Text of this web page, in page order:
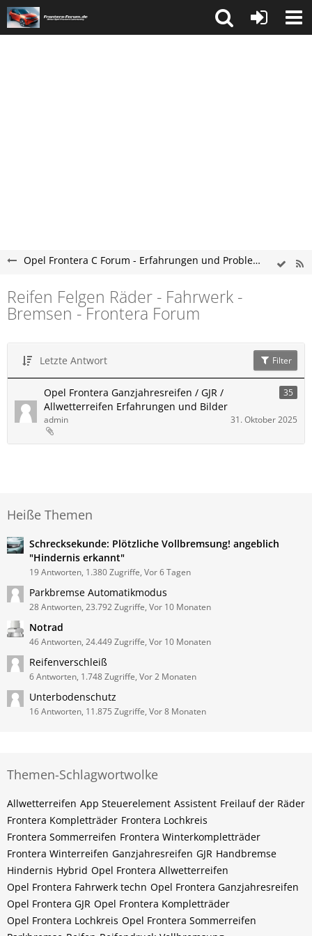
Opel Frontera C Forum - Erfahrungen und Probleme
Reifen Felgen Räder - Fahrwerk -
Bremsen - Frontera Forum
Letzte Antwort Filter
Opel Frontera Ganzjahresreifen / GJR /
Allwetterreifen Erfahrungen und Bilder
35
admin 31. Oktober 2025
Heiße Themen
Schrecksekunde: Plötzliche Vollbremsung! angeblich
"Hindernis erkannt"
19 Antworten, 1.380 Zugriffe, Vor 6 Tagen
Parkbremse Automatikmodus
28 Antworten, 23.792 Zugriffe, Vor 10 Monaten
Notrad
46 Antworten, 24.449 Zugriffe, Vor 10 Monaten
Reifenverschleiß
6 Antworten, 1.748 Zugriffe, Vor 2 Monaten
Unterbodenschutz
16 Antworten, 11.875 Zugriffe, Vor 8 Monaten
Themen-Schlagwortwolke
Allwetterreifen App Steuerelement Assistent Freilauf der Räder
Frontera Kompletträder Frontera Lochkreis
Frontera Sommerreifen Frontera Winterkompletträder
Frontera Winterreifen Ganzjahresreifen GJR Handbremse
Hindernis Hybrid Opel Frontera Allwetterreifen
Opel Frontera Fahrwerk techn Opel Frontera Ganzjahresreifen
Opel Frontera GJR Opel Frontera Kompletträder
Opel Frontera Lochkreis Opel Frontera Sommerreifen